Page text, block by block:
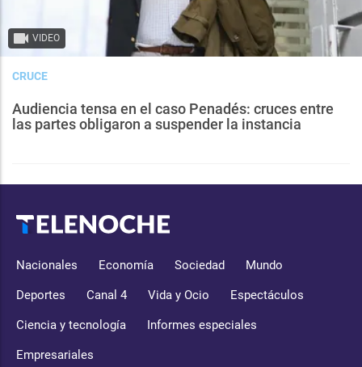
VIDEO
CRUCE
Audiencia tensa en el caso Penadés: cruces entre
las partes obligaron a suspender la instancia
Nacionales Economía Sociedad Mundo
Deportes Canal 4 Vida y Ocio Espectáculos
Ciencia y tecnología Informes especiales
Empresariales